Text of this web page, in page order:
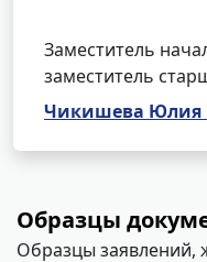
Заместитель
заместитель
Чикишева Юлия
Образцы
Образцы заявлений,